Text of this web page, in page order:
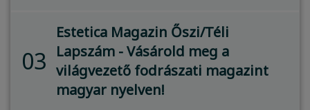
03
Estetica Magazin Őszi/Téli
Lapszám - Vásárold meg a
világvezető fodrászati magazint
magyar nyelven!